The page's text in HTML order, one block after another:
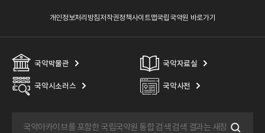
개인정보처리방침저작권정책사이트맵국립국악원 바로가기
국악박물관 국악자료실
국악시소러스 국악사전